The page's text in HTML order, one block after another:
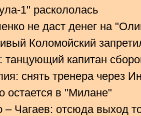
1" раскололась
не даст денег на
Коломойский
танцующий капитан
снять тренера через
остается в "Милане"
– Чагаев: отсюда выход